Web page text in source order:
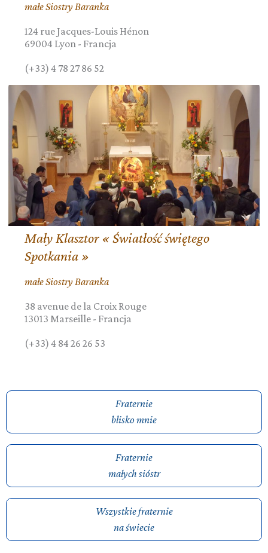
małe Siostry Baranka
124 rue Jacques-Louis Hénon
69004 Lyon - Francja
(+33) 4 78 27 86 52
Mały Klasztor « Światłość świętego
Spotkania »
małe Siostry Baranka
38 avenue de la Croix Rouge
13013 Marseille - Francja
(+33) 4 84 26 26 53
Fraternie
blisko mnie
Fraternie
małych sióstr
Wszystkie fraternie
na świecie